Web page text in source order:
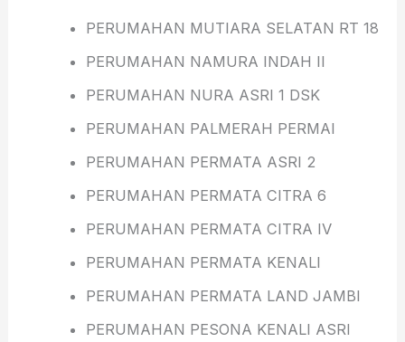
PERUMAHAN MUTIARA SELATAN RT 18
PERUMAHAN NAMURA INDAH II
PERUMAHAN NURA ASRI 1 DSK
PERUMAHAN PALMERAH PERMΑΙ
PERUMAHAN PERMATA ASRI 2
PERUMAHAN PERMATA CITRA 6
PERUMAHAN PERMATA CITRA IV
PERUMAHAN PERMATA KENALI
PERUMAHAN PERMATA LAND JAMBI
PERUMAHAN PESONA KENALI ASRI